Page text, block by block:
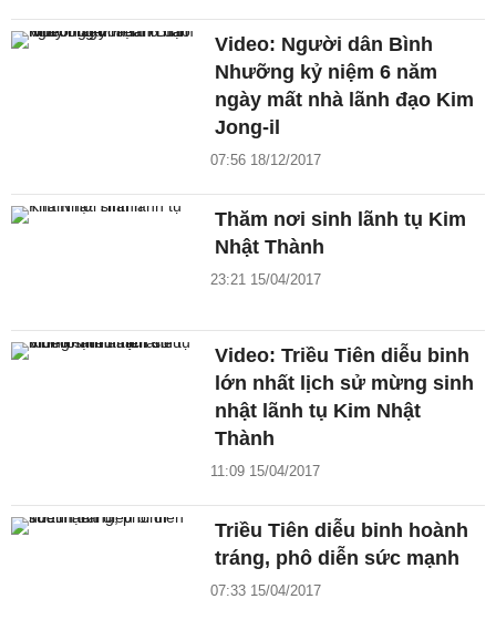
Video: Người dân Bình
Nhưỡng kỷ niệm 6 năm
ngày mất nhà lãnh đạo Kim
Jong-il
07:56 18/12/2017
Thăm nơi sinh lãnh tụ Kim
Nhật Thành
23:21 15/04/2017
Video: Triều Tiên diễu binh
lớn nhất lịch sử mừng sinh
nhật lãnh tụ Kim Nhật
Thành
11:09 15/04/2017
Triều Tiên diễu binh hoành
tráng, phô diễn sức mạnh
07:33 15/04/2017